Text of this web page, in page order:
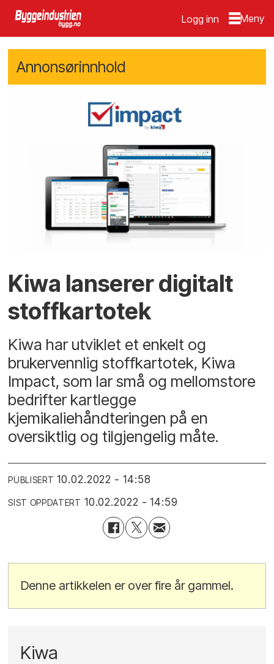
Logg inn
Annonsørinnhold
Kiwa lanserer digitalt
stoffkartotek
Kiwa har utviklet et enkelt og
brukervennlig stoffkartotek, Kiwa
Impact, som lar små og mellomstore
bedrifter kartlegge
kjemikaliehåndteringen på en
oversiktlig og tilgjengelig måte.
PUBLISERT 10.02.2022 - 14:58
SIST OPPDATERT 10.02.2022 - 14:59
Denne artikkelen er over fire år gammel.
Kiwa